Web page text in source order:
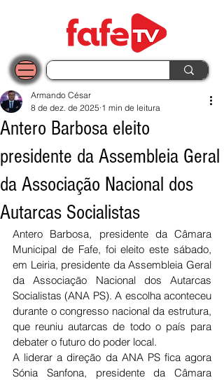
Antero Barbosa eleito
presidente da Assembleia Geral
da Associação Nacional dos
Autarcas Socialistas
Armando César
8 de dez. de 2025 1 min de leitura
Antero Barbosa, presidente da Câmara
Municipal de Fafe, foi eleito este sábado,
em Leiria, presidente da Assembleia Geral
da Associação Nacional dos Autarcas
Socialistas (ANA PS). A escolha aconteceu
durante o congresso nacional da estrutura,
que reuniu autarcas de todo o país para
debater o futuro do poder local.
A liderar a direção da ANA PS fica agora
Sónia Sanfona, presidente da Câmara